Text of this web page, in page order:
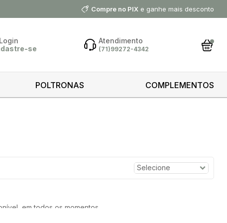
Compre no PIX e ganhe mais desconto
Login
se
Atendimento
(71)99272-4342
POLTRONAS COMPLEMENTOS
em todos os momentos.
queridinha do ambiente, nem sempre básica.